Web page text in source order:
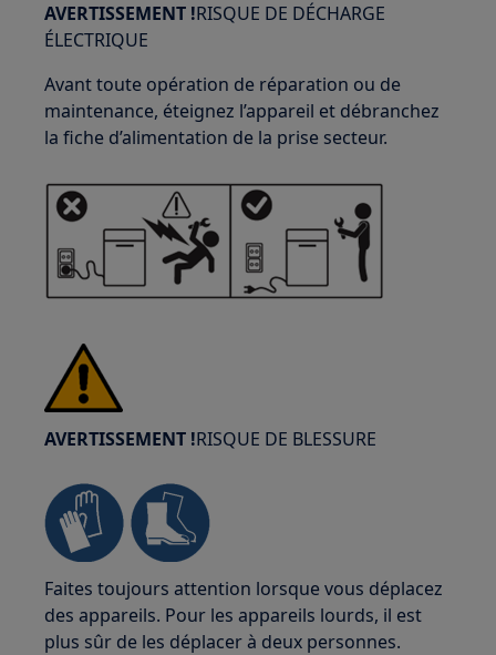
AVERTISSEMENT !RISQUE DE DÉCHARGE
ÉLECTRIQUE
Avant toute opération de réparation ou de
maintenance, éteignez l’appareil et débranchez
la fiche d’alimentation de la prise secteur.
AVERTISSEMENT !RISQUE DE BLESSURE
Faites toujours attention lorsque vous déplacez
des appareils. Pour les appareils lourds, il est
plus sûr de les déplacer à deux personnes.